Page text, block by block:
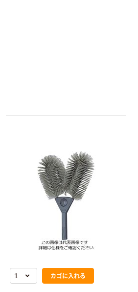
カゴに入れる